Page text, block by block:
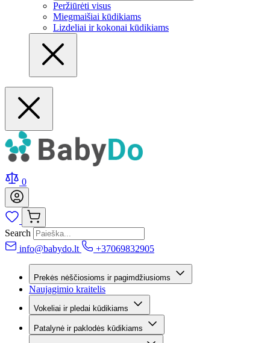
Peržiūrėti visus
Miegmaišiai kūdikiams
Lizdeliai ir kokonai kūdikiams
0
Search
info@babydo.lt
+37069832905
Prekės nėščiosioms ir pagimdžiusioms
Naujagimio kraitelis
Vokeliai ir pledai kūdikiams
Patalynė ir paklodės kūdikiams